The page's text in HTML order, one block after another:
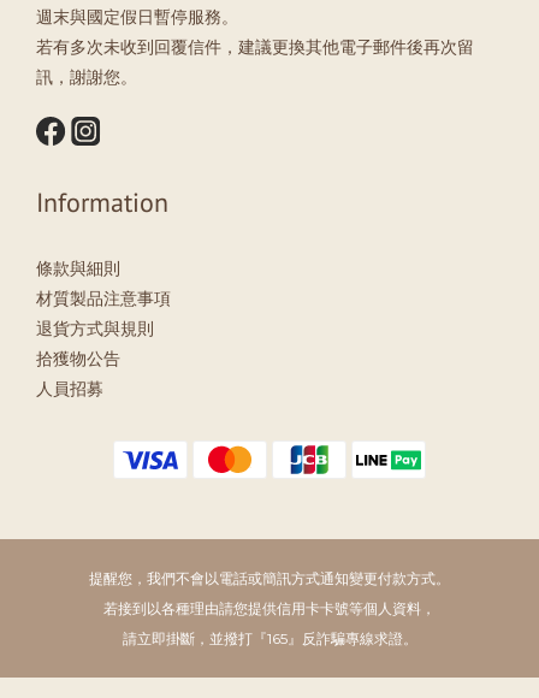
週末與國定假日暫停服務。
若有多次未收到回覆信件，建議更換其他電子郵件後再次留
訊，謝謝您。
Information
條款與細則
材質製品注意事項
退貨方式與規則
拾獲物公告
人員招募
提醒您，我們不會以電話或簡訊方式通知變更付款方式。
若接到以各種理由請您提供信用卡卡號等個人資料，
請立即掛斷，並撥打『165』反詐騙專線求證。